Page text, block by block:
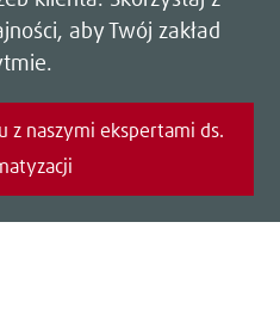
aby Twój zakład
z naszymi ekspertami ds.